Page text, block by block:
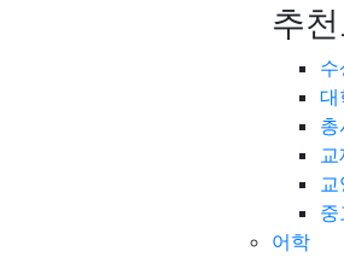
추
수
대
교
교
중
어학